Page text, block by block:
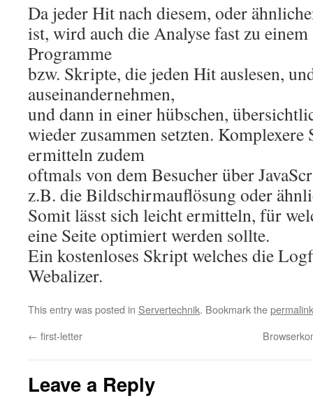
Da jeder Hit nach diesem, oder
ist, wird auch die Analyse fast zu
Programme
bzw. Skripte, die jeden Hit auslesen,
auseinandernehmen,
und dann in einer hübschen,
wieder zusammen setzten. Komplexere
ermitteln zudem
oftmals von dem Besucher über
z.B. die Bildschirmauflösung oder
Somit lässt sich leicht ermitteln, für
eine Seite optimiert werden sollte.
Ein kostenloses Skript welches die
Webalizer.
This entry was posted in Servertechnik. Bookmark thepermalink
← first-letter
Leave a Reply